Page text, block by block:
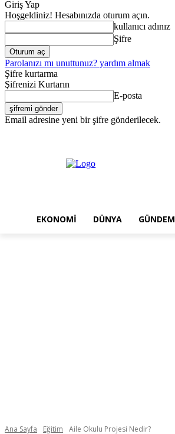
Giriş Yap
Hoşgeldiniz! Hesabınızda oturum açın.
kullanıcı adınız
Şifre
Parolanızı mı unuttunuz? yardım almak
Şifre kurtarma
Şifrenizi Kurtarın
E-posta
Email adresine yeni bir şifre gönderilecek.
EKONOMI DÜNYA GÜNDEM
Ana Sayfa Eğitim Aile Okulu Projesi Nedir?